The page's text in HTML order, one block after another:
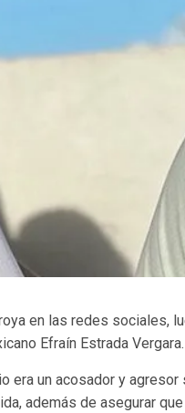
en las redes sociales,
Efraín Estrada Vergara.
era un acosador y agresor
además de asegurar